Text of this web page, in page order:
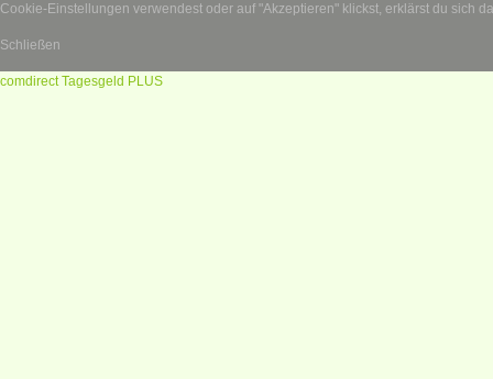
Cookie-Einstellungen verwendest oder auf "Akzeptieren" klickst, erklärst du sich
Schließen
comdirect Tagesgeld PLUS